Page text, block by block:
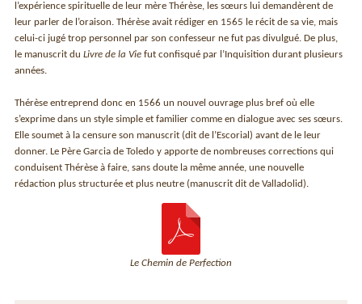
l’expérience spirituelle de leur mère Thérèse, les sœurs lui demandèrent de
leur parler de l’oraison. Thérèse avait rédiger en 1565 le récit de sa vie, mais
celui-ci jugé trop personnel par son confesseur ne fut pas divulgué. De plus,
le manuscrit duLivre de la Vie fut confisqué par l’Inquisition durant plusieurs
années.
Thérèse entreprend donc en 1566 un nouvel ouvrage plus bref où elle
s’exprime dans un style simple et familier comme en dialogue avec ses sœurs.
Elle soumet à la censure son manuscrit (dit de l’Escorial) avant de le leur
donner. Le Père Garcia de Toledo y apporte de nombreuses corrections qui
conduisent Thérèse à faire, sans doute la même année, une nouvelle
rédaction plus structurée et plus neutre (manuscrit dit de Valladolid).
Le Chemin de Perfection